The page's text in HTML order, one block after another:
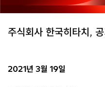
주식회사 한국히타치,
2021년 3월 19일